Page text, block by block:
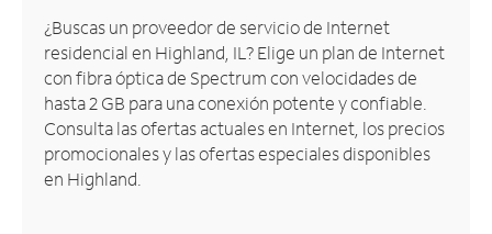
Inglés
Administrar
cuenta
Encuentra
una
tienda
¿Buscas un proveedor de servicio de Internet
residencial en Highland, IL? Elige un plan de Internet
con fibra óptica de Spectrum con velocidades de
hasta 2 GB para una conexión potente y confiable.
Consulta las ofertas actuales en Internet, los precios
promocionales y las ofertas especiales disponibles
en Highland.